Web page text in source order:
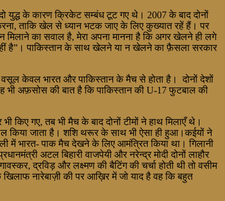
युद्ध के कारण क्रिकेट सम्बंध टूट गए थे। 2007 के बाद दोनों
ताकि खेल से ध्यान भटक जाए के लिए कुख्यात रहें हैं। पर
का सवाल है, मेरा अपना मानना है कि अगर खेलने ही लगे
है”। पाकिस्तान के साथ खेलने या न खेलने का फ़ैसला सरकार
वसूल केवल भारत और पाकिस्तान के मैच से होता है। दोनों देशों
भी अफ़सोस की बात है कि पाकिस्तान की U-17 फुटबाल की
किए गए, तब भी मैच के बाद दोनों टीमों ने हाथ मिलाएँ थे।
किया जाता है। शशि थरूर के साथ भी ऐसा ही हुआ।कईयों ने
में भारत- पाक मैच देखने के लिए आमंत्रित किया था। गिलानी
अटल बिहारी वाजपेयी और नरेन्द्र मोदी दोनों लाहौर
द्रविड़ और लक्ष्मण की बैटिंग की चर्चा होती थी तो वसीम
नारेबाज़ी की पर आख़िर में जो याद है वह कि बहुत